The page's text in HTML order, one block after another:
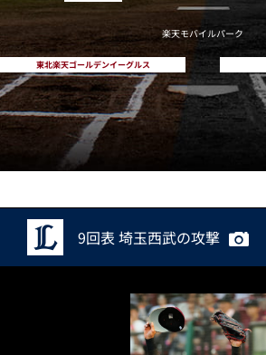
東北楽天ゴールデンイーグルス
楽天モバイルパーク
9回表 埼玉西武の攻撃